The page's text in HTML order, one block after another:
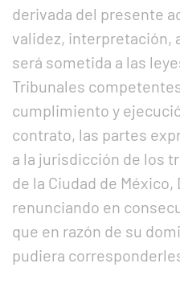
derivada del presente
validez, interpretación,
será sometida a las
Tribunales
cumplimiento y
contrato, las partes
a la jurisdicción de los
de la Ciudad de
renunciando en
que en razón de su
pudiera